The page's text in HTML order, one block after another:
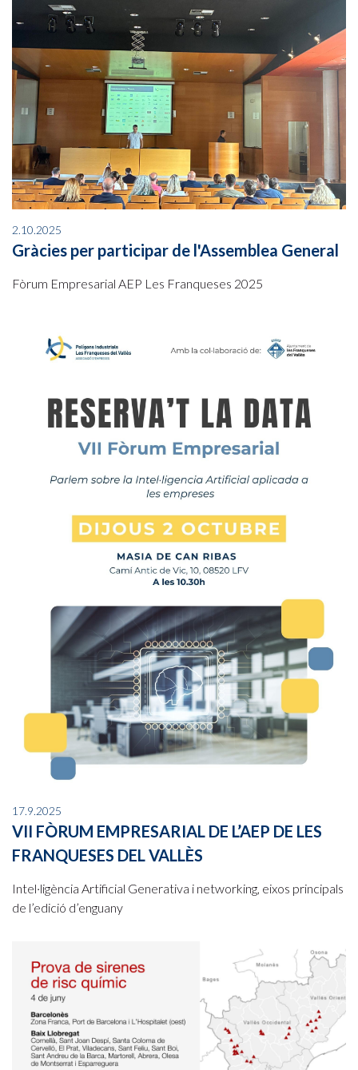
2.10.2025
Gràcies per participar de l'Assemblea General
Fòrum Empresarial AEP Les Franqueses 2025
17.9.2025
VII FÒRUM EMPRESARIAL DE L’AEP DE LES
FRANQUESES DEL VALLÈS
Intel·ligència Artificial Generativa i networking, eixos principals
de l’edició d’enguany